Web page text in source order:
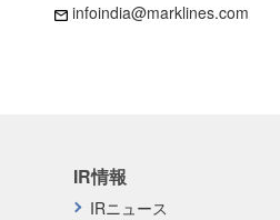
infoindia@marklines.com
IR情報
IRニュース